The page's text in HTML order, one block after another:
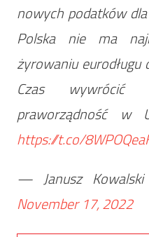
nowych podatków
Polska nie ma
żyrowaniu
Czas
praworządność
https://t.co/
— Janusz Kowalski
November 17, 2022